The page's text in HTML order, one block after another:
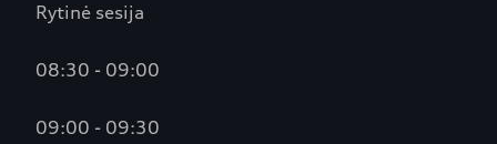
Rytinė sesija
08:30 - 09:00
09:00 - 09:30